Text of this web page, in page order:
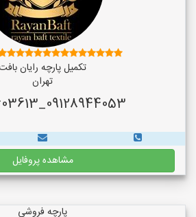
تکمیل پارچه رایان
تهران
09128944053_02155603613
مشاهده پروفایل
پارچه فروشی